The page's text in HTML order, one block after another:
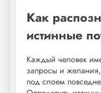
Как
истинные
Каждый человек
запросы и желания,
под слоем